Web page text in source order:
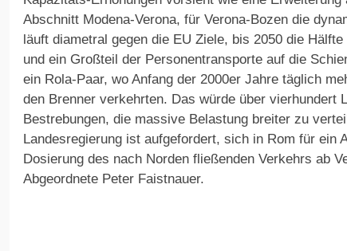
Abschnitt Modena-Verona, für Verona-Bozen die
läuft diametral gegen die EU Ziele, bis 2050 die
und ein Großteil der Personentransporte auf die
ein Rola-Paar, wo Anfang der 2000er Jahre täglich
den Brenner verkehrten. Das würde über vierhundert
Bestrebungen, die massive Belastung breiter zu
Landesregierung ist aufgefordert, sich in Rom für ein
Dosierung des nach Norden fließenden Verkehrs ab
Abgeordnete Peter Faistnauer.